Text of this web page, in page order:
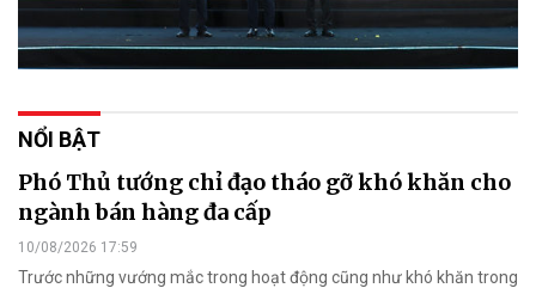
NỔI BẬT
Phó Thủ tướng chỉ đạo tháo gỡ khó khăn cho
ngành bán hàng đa cấp
10/08/2026 17:59
Trước những vướng mắc trong hoạt động cũng như khó khăn trong